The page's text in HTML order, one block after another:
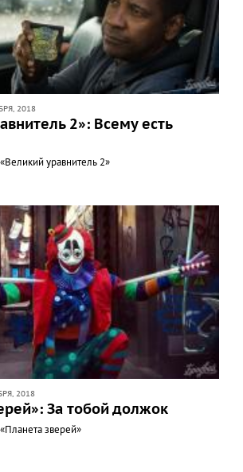
2018
2»: Всему есть
уравнитель 2»
2018
За тобой должок
зверей»